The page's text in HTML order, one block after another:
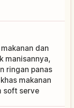
dan
manisannya,
ringan panas
makanan
soft serve